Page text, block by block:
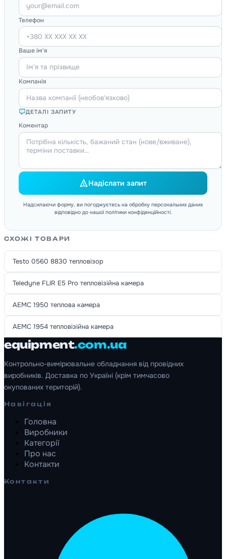
Телефон
Ваше ім'я
Компанія
ДЕТАЛІ ЗАПИТУ
Коментар
Надіслати запит
Надсилаючи форму, ви погоджуєтесь на обробку персональних даних
відповідно до нашої політики конфіденційності.
СХОЖІ ТОВАРИ
Testo 0560 8830 тепловізор
Teledyne FLIR E5 Pro тепловізійна камера
AEMC 1950 теплова камера
AEMC 1954 тепловізійна камера
equipment.com.ua
Контрольно-вимірювальне обладнання від провідних
виробників. Доставка по Україні (крім тимчасово
окупованих територій).
Навігація
Головна
Виробники
Категорії
Про нас
Контакти
Контакти